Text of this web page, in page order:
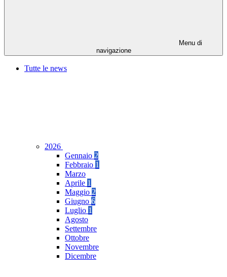
Menu di
navigazione
Tutte le news
2026
Gennaio 2
Febbraio 1
Marzo
Aprile 1
Maggio 2
Giugno 6
Luglio 1
Agosto
Settembre
Ottobre
Novembre
Dicembre